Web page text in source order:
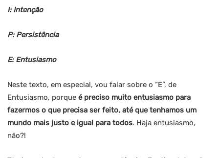
I: Intenção
P: Persistência
E: Entusiasmo
Neste texto, em especial, vou falar sobre o “E”, de
Entusiasmo, porque é preciso muito entusiasmo para
fazermos o que precisa ser feito, até que tenhamos um
mundo mais justo e igual para todos. Haja entusiasmo,
não?!